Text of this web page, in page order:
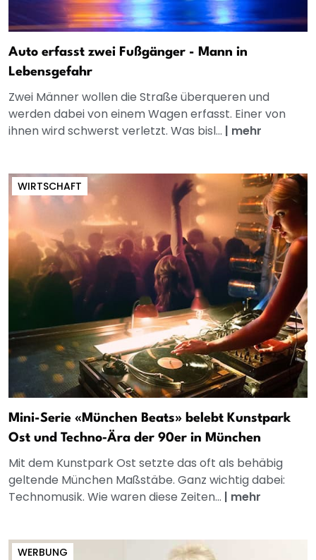
Auto erfasst zwei Fußgänger - Mann in
Lebensgefahr
Zwei Männer wollen die Straße überqueren und
werden dabei von einem Wagen erfasst. Einer von
ihnen wird schwerst verletzt. Was bisl... | mehr
WIRTSCHAFT
Mini-Serie «München Beats» belebt Kunstpark
Ost und Techno‑Ära der 90er in München
Mit dem Kunstpark Ost setzte das oft als behäbig
geltende München Maßstäbe. Ganz wichtig dabei:
Technomusik. Wie waren diese Zeiten... | mehr
WERBUNG